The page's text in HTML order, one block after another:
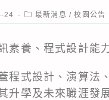
24
Post
category:
最新消息 / 校園公告
素養、程式設計能
程式設計、演算法
升學及未來職涯發